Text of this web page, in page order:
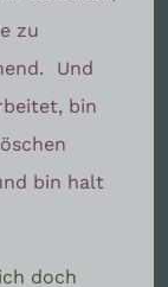
zu
Und
bin
bin halt
doch